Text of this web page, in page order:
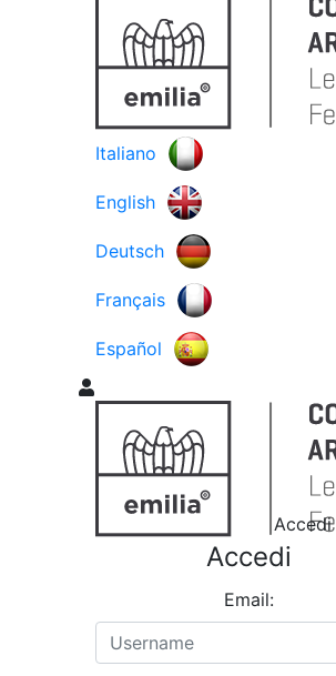
Italiano
English
Deutsch
Français
Español
Accedi
Accedi
Email: